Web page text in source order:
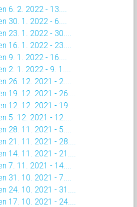
6. 2. 2022 - 13....
30. 1. 2022 - 6....
23. 1. 2022 - 30....
16. 1. 2022 - 23....
9. 1. 2022 - 16....
2. 1. 2022 - 9. 1....
26. 12. 2021 - 2....
19. 12. 2021 - 26....
12. 12. 2021 - 19....
5. 12. 2021 - 12....
28. 11. 2021 - 5....
21. 11. 2021 - 28....
14. 11. 2021 - 21....
7. 11. 2021 - 14....
31. 10. 2021 - 7....
24. 10. 2021 - 31....
17. 10. 2021 - 24....